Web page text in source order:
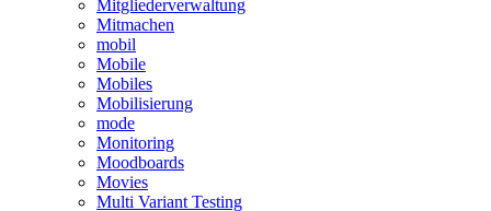
Mitgliederverwaltung
Mitmachen
mobil
Mobile
Mobiles
Mobilisierung
mode
Monitoring
Moodboards
Movies
Multi Variant Testing